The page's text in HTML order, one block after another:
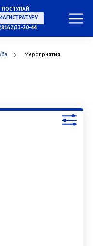
ПОСТУПАЙ
ОРДИНАТУРУ
20-44
Мероприятия